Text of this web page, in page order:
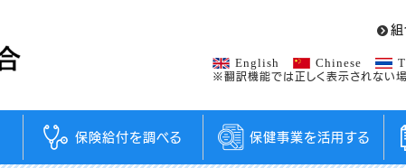
English Chinese
※翻訳機能では正しく表示されない場
保険給付を調べる 保健事業を活用する